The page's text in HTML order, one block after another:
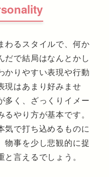
わるスタイルで、何か
だで結局はなんとかし
かりやすい表現や行動
現はあまり好みませ
多く、ざっくりイメー
やり方が基本です。
気で打ち込めるものに
物事を少し悲観的に捉
言えるでしょう。